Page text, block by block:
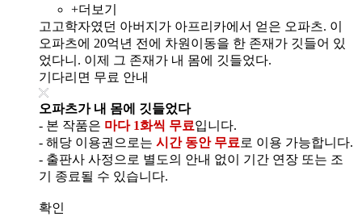
+더보기
고고학자였던 아버지가 아프리카에서 얻은 오파츠. 이
오파츠에 20억년 전에 차원이동을 한 존재가 깃들어 있
었다니. 이제 그 존재가 내 몸에 깃들었다.
기다리면 무료 안내
오파츠가 내 몸에 깃들었다
- 본 작품은 마다 1화씩 무료입니다.
- 해당 이용권으로는 시간 동안 무료 로 이용 가능합니다.
- 출판사 사정으로 별도의 안내 없이 기간 연장 또는 조
기 종료될 수 있습니다.
확인